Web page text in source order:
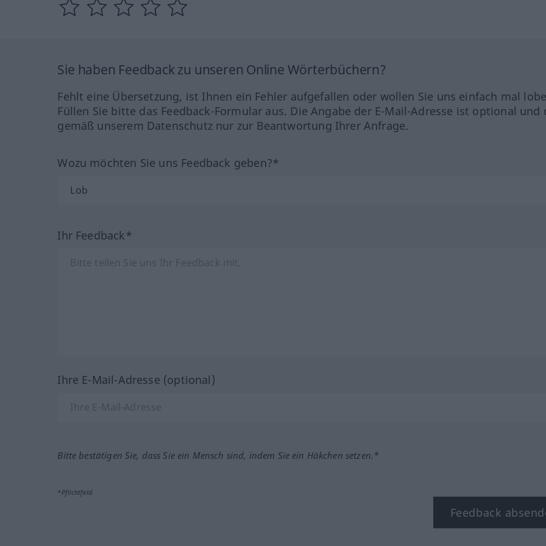
Sie haben Feedback zu unseren Online Wörterbüchern?
Fehlt eine Übersetzung, ist Ihnen ein Fehler aufgefallen oder wollen Sie uns einfach mal
Füllen Sie bitte das Feedback-Formular aus. Die Angabe der E-Mail-Adresse ist optional und
gemäß unserem Datenschutz nur zur Beantwortung Ihrer Anfrage.
Wozu möchten Sie uns Feedback geben?*
Ihr Feedback*
Ihre E-Mail-Adresse (optional)
Bitte bestätigen Sie, dass Sie ein Mensch sind, indem Sie ein Häkchen setzen.*
*Pflichtfeld
Feedback